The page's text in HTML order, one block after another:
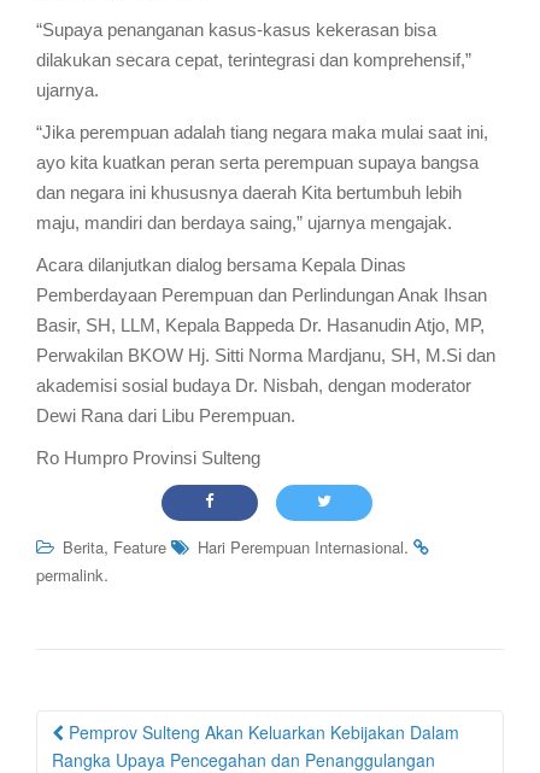
“Supaya penanganan kasus-kasus kekerasan bisa
dilakukan secara cepat, terintegrasi dan komprehensif,”
ujarnya.
“Jika perempuan adalah tiang negara maka mulai saat ini,
ayo kita kuatkan peran serta perempuan supaya bangsa
dan negara ini khususnya daerah Kita bertumbuh lebih
maju, mandiri dan berdaya saing,” ujarnya mengajak.
Acara dilanjutkan dialog bersama Kepala Dinas
Pemberdayaan Perempuan dan Perlindungan Anak Ihsan
Basir, SH, LLM, Kepala Bappeda Dr. Hasanudin Atjo, MP,
Perwakilan BKOW Hj. Sitti Norma Mardjanu, SH, M.Si dan
akademisi sosial budaya Dr. Nisbah, dengan moderator
Dewi Rana dari Libu Perempuan.
Ro Humpro Provinsi Sulteng
Berita, Feature Hari Perempuan Internasional.
permalink.
Post
Pemprov Sulteng Akan Keluarkan Kebijakan Dalam
Rangka Upaya Pencegahan dan Penanggulangan